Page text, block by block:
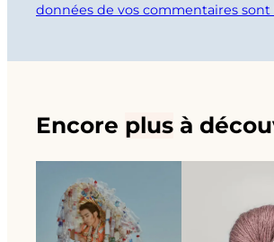
données de vos commentaires sont
Encore plus à